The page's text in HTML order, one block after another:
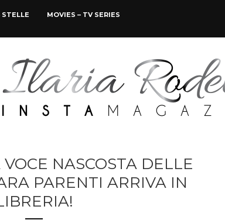
STELLE
MOVIES – TV SERIES
NASCOSTA DELLE
PARENTI ARRIVA IN